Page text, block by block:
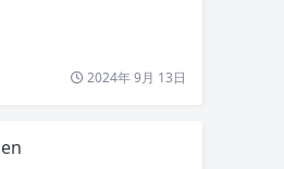
2024年 9月 13日